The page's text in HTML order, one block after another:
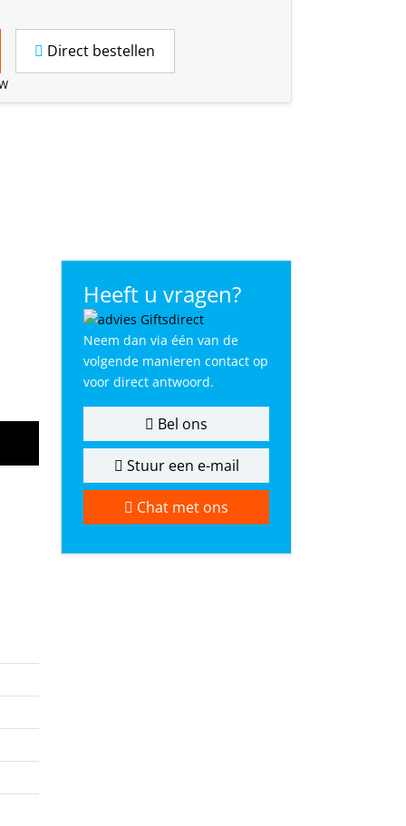
Direct bestellen
Heeft u vragen?
Neem dan via één van de
volgende manieren contact op
voor direct antwoord.
Bel ons
Stuur een e-mail
Chat met ons